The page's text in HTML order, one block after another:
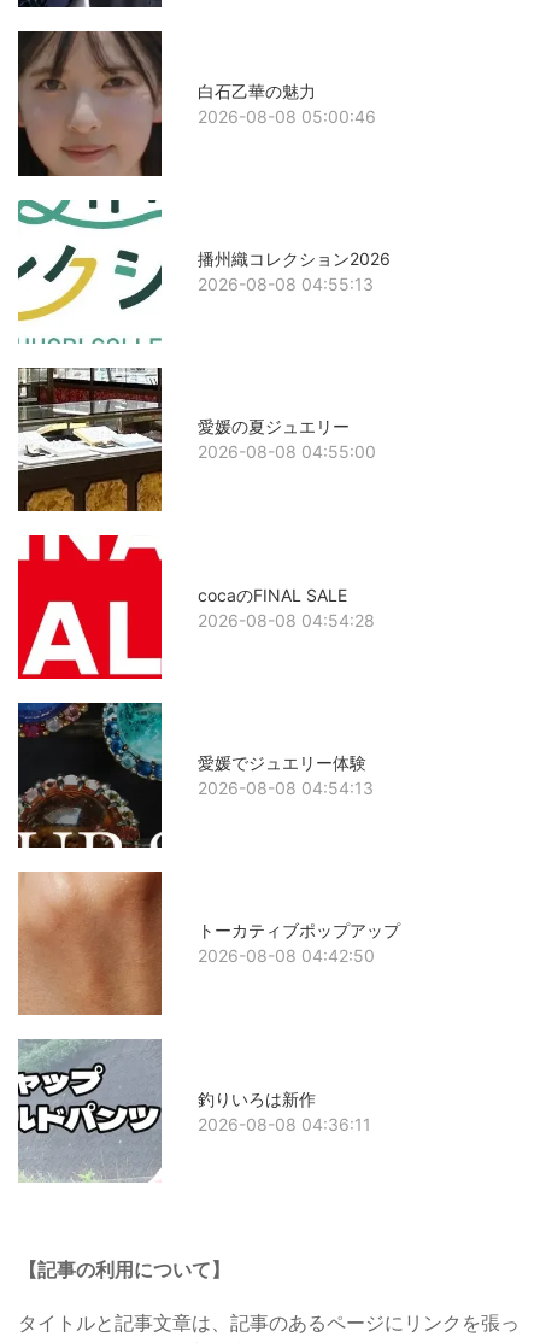
白石乙華の魅力
2026-08-08 05:00:46
播州織コレクション2026
2026-08-08 04:55:13
愛媛の夏ジュエリー
2026-08-08 04:55:00
cocaのFINAL SALE
2026-08-08 04:54:28
愛媛でジュエリー体験
2026-08-08 04:54:13
トーカティブポップアップ
2026-08-08 04:42:50
釣りいろは新作
2026-08-08 04:36:11
【記事の利用について】
タイトルと記事文章は、記事のあるページにリンクを張っ